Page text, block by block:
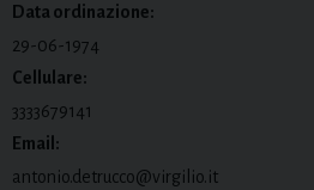
Data ordinazione:
29-06-1974
Cellulare:
3333679141
Email:
antonio.detrucco@virgilio.it